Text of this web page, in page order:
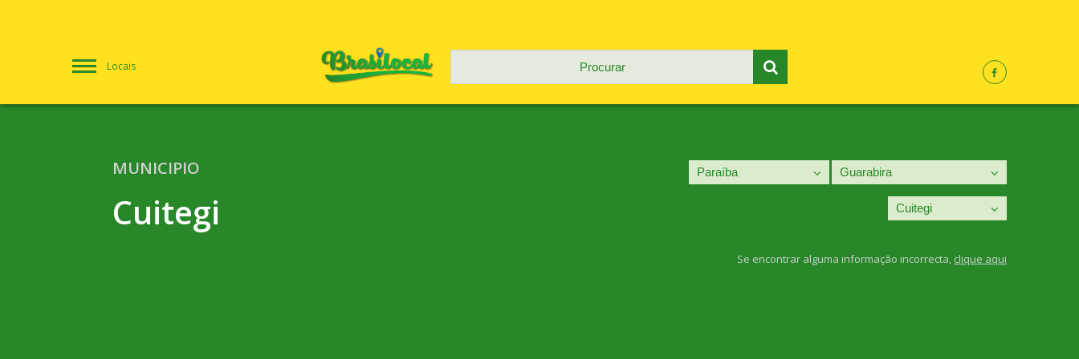
Locais
MUNICIPIO
Cuitegi
Se encontrar alguma informação incorrecta, clique aqui